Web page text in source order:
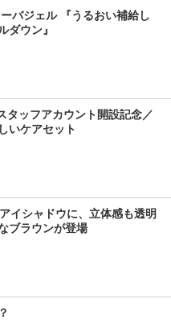
バジェル 『うるおい補給し
ダウン』
タッフアカウント開設記念／
いケアセット
イシャドウに、立体感も透明
ブラウンが登場